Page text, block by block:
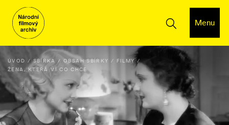
Menu
ÚVOD SBÍRKA OBSAH SBÍRKY
FILMY
ŽENA, KTERÁ VÍ CO CHCE